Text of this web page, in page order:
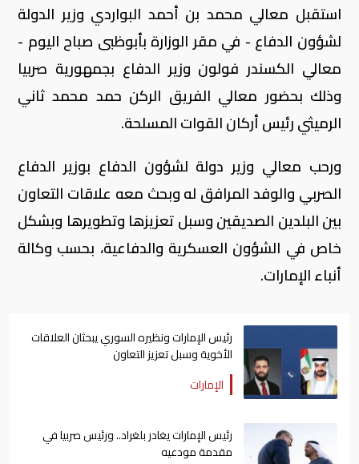
استقبل معالي محمد بن أحمد البواردي وزير الدولة
لشؤون الدفاع - في مقر الوزارة بأبوظبى صباح اليوم -
معالي الكسندر فولون وزير الدفاع بجمهورية صربيا
وذلك بحضور معالي الفريق الركن حمد محمد ثاني
الرميثي رئيس أركان القوات المسلحة.
ورحب معالي وزير دولة لشؤون الدفاع بوزير الدفاع
الصربي والوفد المرافق له وبحث معه علاقات التعاون
بين البلدين الصديقين وسبل تعزيزها وتطويرها وبشكل
خاص في الشؤون العسكرية والدفاعية، بحسب وكالة
أنباء الإمارات.
رئيس الإمارات ونظيره السوري يبحثان العلاقات
الأخوية وسبل تعزيز التعاون
الإمارات
رئيس الإمارات يغادر بلغراد.. ورئيس صربيا في
مقدمة مودعيه